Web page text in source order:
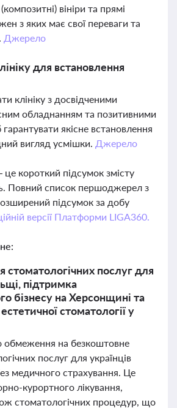
вініри та прямі
з яких має свої переваги та
Джерело
для встановлення
клініку з досвідченими
обладнанням та позитивними
якісне встановлення
вигляд усмішки. Джерело
короткий підсумок змісту
Повний список першоджерел з
підсумок за добу
версії Платформи LIGA360.
послуг для
підтримка
бізнесу на Херсонщині та
стоматології у
обмеження на безкоштовне
послуг для українців
медичного страхування. Це
курортного лікування,
стоматологічних процедур, що